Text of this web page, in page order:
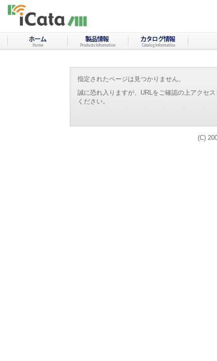
指定されたページは見つかりません。
誠に恐れ入りますが、URLをご確認の上アクセ
ください。
(C)